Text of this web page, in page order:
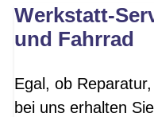
Werkstatt-
und Fahrrad
Egal, ob
bei uns erhalten